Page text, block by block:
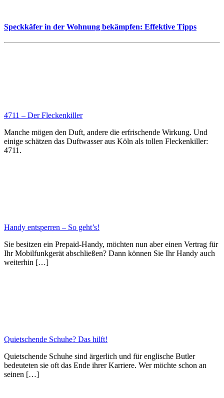
Speckkäfer in der Wohnung bekämpfen: Effektive Tipps
4711 – Der Fleckenkiller
Manche mögen den Duft, andere die erfrischende Wirkung. Und
einige schätzen das Duftwasser aus Köln als tollen Fleckenkiller:
4711.
Handy entsperren – So geht’s!
Sie besitzen ein Prepaid-Handy, möchten nun aber einen Vertrag für
Ihr Mobilfunkgerät abschließen? Dann können Sie Ihr Handy auch
weiterhin […]
Quietschende Schuhe? Das hilft!
Quietschende Schuhe sind ärgerlich und für englische Butler
bedeuteten sie oft das Ende ihrer Karriere. Wer möchte schon an
seinen […]